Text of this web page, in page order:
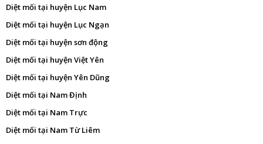
Diệt mối tại huyện Lục Nam
Diệt mối tại huyện Lục Ngạn
Diệt mối tại huyện sơn động
Diệt mối tại huyện Việt Yên
Diệt mối tại huyện Yên Dũng
Diệt mối tại Nam Định
Diệt mối tại Nam Trực
Diệt mối tại Nam Từ Liêm